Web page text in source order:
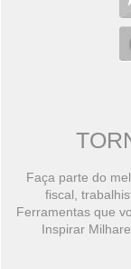
Faça parte do
fiscal,
Ferramentas que
Inspirar